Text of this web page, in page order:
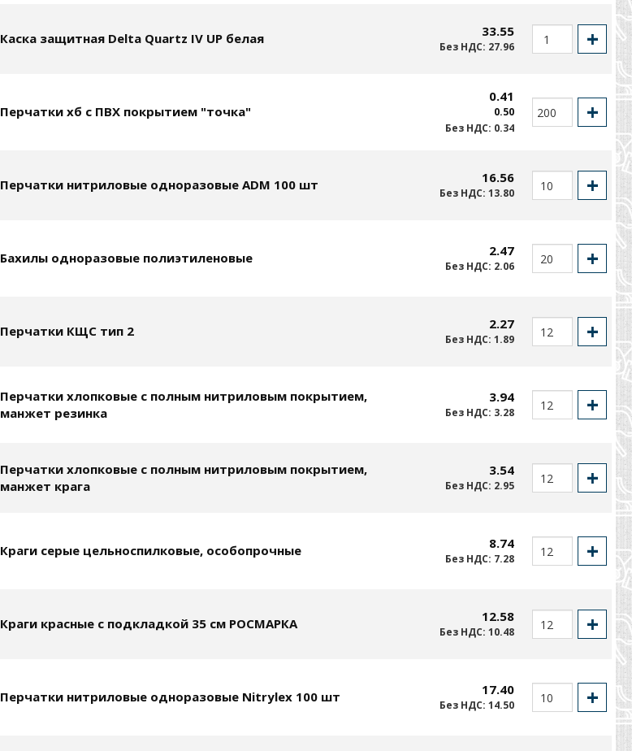
Каска защитная Delta Quartz IV UP белая 33.55
Без НДС: 27.96
Перчатки хб с ПВХ покрытием "точка"
0.41
0.50
Без НДС: 0.34
Перчатки нитриловые одноразовые ADM 100 шт 16.56
Без НДС: 13.80
Бахилы одноразовые полиэтиленовые 2.47
Без НДС: 2.06
Перчатки КЩС тип 2 2.27
Без НДС: 1.89
Перчатки хлопковые с полным нитриловым покрытием,
манжет резинка
3.94
Без НДС: 3.28
Перчатки хлопковые с полным нитриловым покрытием,
манжет крага
3.54
Без НДС: 2.95
Краги серые цельноспилковые, особопрочные 8.74
Без НДС: 7.28
Краги красные с подкладкой 35 см РОСМАРКА 12.58
Без НДС: 10.48
Перчатки нитриловые одноразовые Nitrylex 100 шт 17.40
Без НДС: 14.50